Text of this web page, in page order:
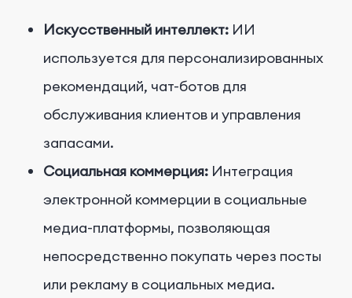
Искусственный интеллект: ИИ
используется для персонализированных
рекомендаций, чат-ботов для
обслуживания клиентов и управления
запасами.
Социальная коммерция: Интеграция
электронной коммерции в социальные
медиа-платформы, позволяющая
непосредственно покупать через посты
или рекламу в социальных медиа.